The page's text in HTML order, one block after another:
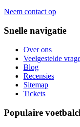
Neem contact op
Snelle navigatie
Over ons
Veelgestelde
Blog
Recensies
Sitemap
Tickets
Populaire